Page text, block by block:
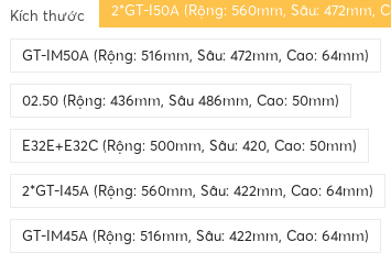
Kích thước 2*GT-I50A (Rộng: 560mm, Sâu: 472mm,
GT-IM50A (Rộng: 516mm, Sâu: 472mm, Cao: 64mm)
02.50 (Rộng: 436mm, Sâu 486mm, Cao: 50mm)
E32E+E32C (Rộng: 500mm, Sâu: 420, Cao: 50mm)
2*GT-I45A (Rộng: 560mm, Sâu: 422mm, Cao: 64mm)
GT-IM45A (Rộng: 516mm, Sâu: 422mm, Cao: 64mm)